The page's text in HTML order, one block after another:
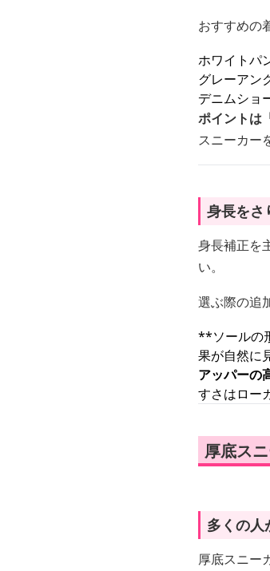
おすすめの
ホワイトパ
グレーアン
デニムショ
ポイントは
スニーカー
身長をさ
身長補正を
い。
選ぶ際の追
**ソールの
果が自然に
アッパーの
すさはロー
厚底ス
多くの人
厚底スニー